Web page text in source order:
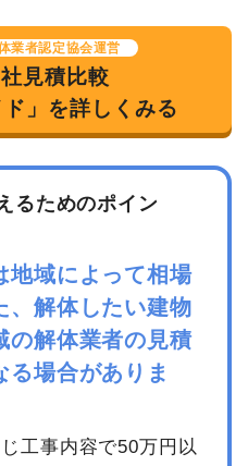
6,200,000
円
鉄骨造住宅2階建て
54坪
198万8,000円
業者認定協会運営
見積比較
」を詳しくみる
るためのポイン
地域によって相場
、解体したい建物
の解体業者の見積
る場合がありま
工事内容で50万円以